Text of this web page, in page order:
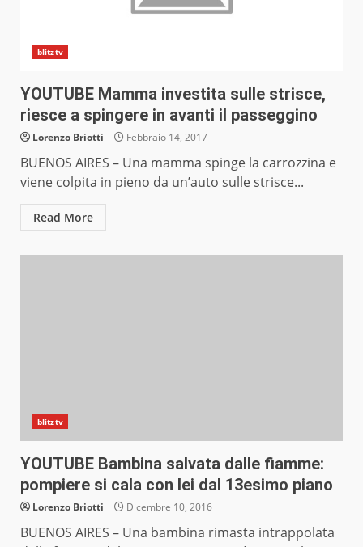
blitztv
YOUTUBE Mamma investita sulle strisce,
riesce a spingere in avanti il passeggino
Lorenzo Briotti Febbraio 14, 2017
BUENOS AIRES – Una mamma spinge la carrozzina e
viene colpita in pieno da un’auto sulle strisce...
Read More
blitztv
YOUTUBE Bambina salvata dalle fiamme:
pompiere si cala con lei dal 13esimo piano
Lorenzo Briotti Dicembre 10, 2016
BUENOS AIRES – Una bambina rimasta intrappolata